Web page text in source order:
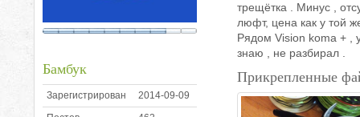
Бамбук
Зарегистрирован
2014-09-09
трещётка . Минус ,
люфт, цена как у той
Рядом Vision koma + ,
знаю , не разбирал .
Прикрепленные